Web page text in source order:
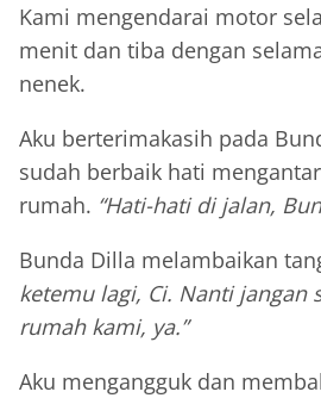
Kami mengendarai motor
menit dan tiba dengan
nenek.
Aku berterimakasih pada
sudah berbaik hati
rumah. “Hati-hati di jalan, Bun
Bunda Dilla melambaikan
ketemu lagi, Ci. Nanti jangan
rumah kami, ya.”
Aku mengangguk dan